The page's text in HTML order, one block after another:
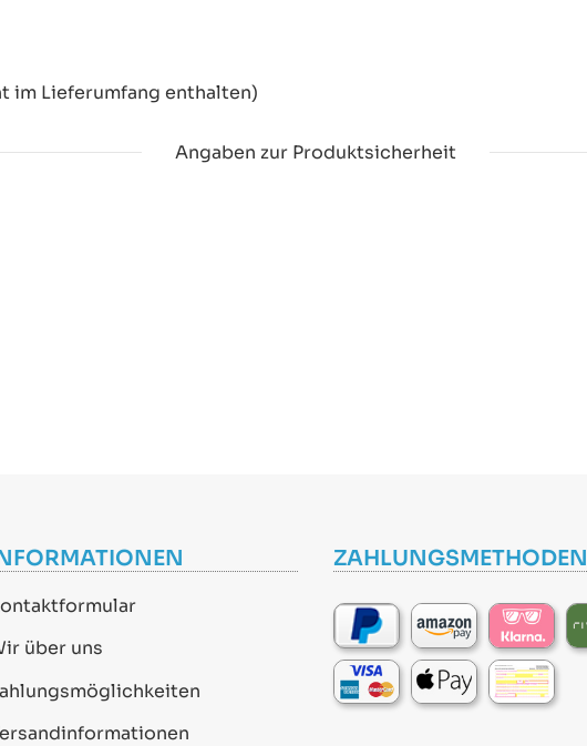
im Lieferumfang enthalten)
Angaben zur Produktsicherheit
über uns
ZAHLUNGSMETHODEN